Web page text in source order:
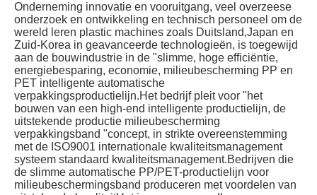
Onderneming innovatie en vooruitgang, veel overzeese
onderzoek en ontwikkeling en technisch personeel om de
wereld leren plastic machines zoals Duitsland,Japan en
Zuid-Korea in geavanceerde technologieën, is toegewijd
aan de bouwindustrie in de "slimme, hoge efficiëntie,
energiebesparing, economie, milieubescherming PP en
PET intelligente automatische
verpakkingsproductielijn.Het bedrijf pleit voor "het
bouwen van een high-end intelligente productielijn, de
uitstekende productie milieubescherming
verpakkingsband "concept, in strikte overeenstemming
met de ISO9001 internationale kwaliteitsmanagement
systeem standaard kwaliteitsmanagement.Bedrijven die
de slimme automatische PP/PET-productielijn voor
milieubeschermingsband produceren met voordelen van